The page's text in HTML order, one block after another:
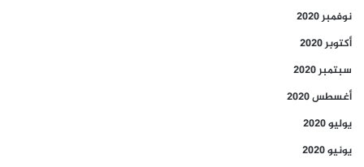
نوفمبر 2020
أكتوبر 2020
سبتمبر 2020
أغسطس 2020
يوليو 2020
يونيو 2020